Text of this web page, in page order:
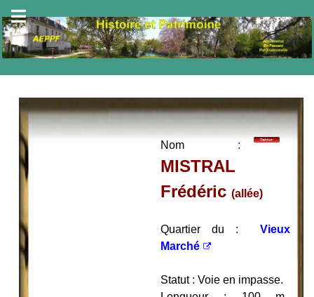
Nom :
MISTRAL
Frédéric(allée)
Quartier du :
Vieux
Marché
Statut : Voie en impasse.